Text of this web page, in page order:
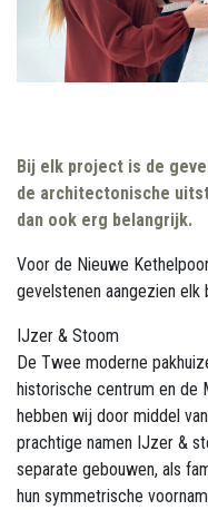
Bij elk project is de
de architectonische
dan ook erg belangrijk.
Voor de Nieuwe
gevelstenen aangezien
IJzer & Stoom
De Twee moderne
historische centrum en de
hebben wij door middel
prachtige namen IJzer &
separate gebouwen, als
hun symmetrische